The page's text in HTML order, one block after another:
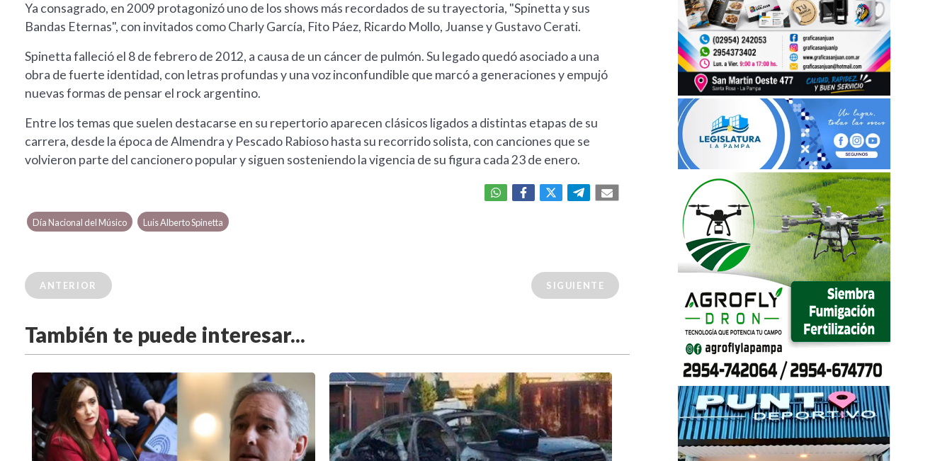
Ya consagrado, en 2009 protagonizó uno de los shows más recordados de su trayectoria, "Spinetta y sus
Bandas Eternas", con invitados como Charly García, Fito Páez, Ricardo Mollo, Juanse y Gustavo Cerati.
Spinetta falleció el 8 de febrero de 2012, a causa de un cáncer de pulmón. Su legado quedó asociado a una
obra de fuerte identidad, con letras profundas y una voz inconfundible que marcó a generaciones y empujó
nuevas formas de pensar el rock argentino.
Entre los temas que suelen destacarse en su repertorio aparecen clásicos ligados a distintas etapas de su
carrera, desde la época de Almendra y Pescado Rabioso hasta su recorrido solista, con canciones que se
volvieron parte del cancionero popular y siguen sosteniendo la vigencia de su figura cada 23 de enero.
Día Nacional del Músico Luis Alberto Spinetta
ANTERIOR SIGUIENTE
También te puede interesar...